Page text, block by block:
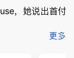
，她说出首付
更多